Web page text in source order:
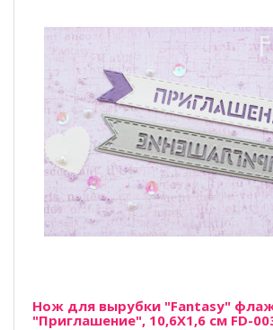
Нож для вырубки "Fantasy"
"Приглашение", 10,6Х1,6 см FD-